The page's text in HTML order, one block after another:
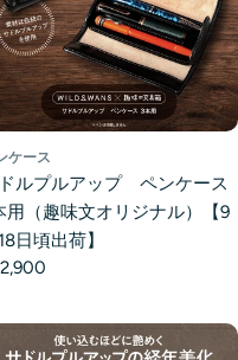
ケース
ルプルアップ ペンケース
用（趣味文オリジナル）【9
日頃出荷】